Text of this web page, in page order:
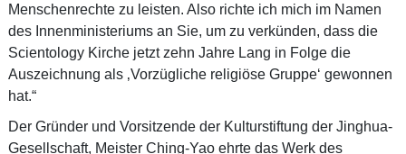
Menschenrechte zu leisten. Also richte ich mich im Namen
des Innenministeriums an Sie, um zu verkünden, dass die
Scientology Kirche jetzt zehn Jahre Lang in Folge die
Auszeichnung als ‚Vorzügliche religiöse Gruppe‘ gewonnen
hat.“
Der Gründer und Vorsitzende der Kulturstiftung der Jinghua-
Gesellschaft, Meister Ching-Yao ehrte das Werk des